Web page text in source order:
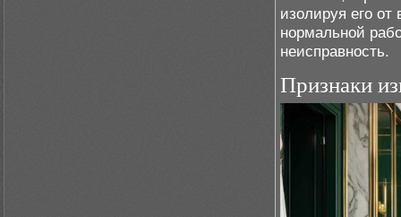
изолируя его
нормальной
неисправность.
Признаки